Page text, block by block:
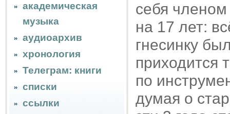
академическая
музыка
аудиоархив
хронология
Телеграм: книги
списки
ссылки
себя
на 17 лет:
гнесинку
приходится
по
думая о